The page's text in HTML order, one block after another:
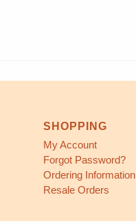
SHOPPING
My Account
Forgot Password?
Ordering Information
Resale Orders